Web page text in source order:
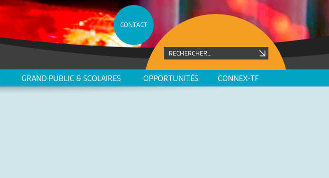
CONTACT
GRAND PUBLIC & SCOLAIRES OPPORTUNITÉS CONNEX-TF